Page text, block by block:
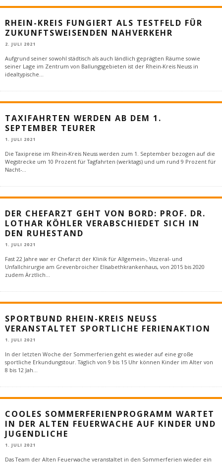
RHEIN-KREIS FUNGIERT ALS TESTFELD FÜR
ZUKUNFTSWEISENDEN NAHVERKEHR
2. JULI 2021
Aufgrund seiner sowohl städtisch als auch ländlich geprägten Räume sowie
seiner Lage im Zentrum von Ballungsgebieten ist der Rhein-Kreis Neuss in
idealtypische
TAXIFAHRTEN WERDEN AB DEM 1.
SEPTEMBER TEURER
1. JULI 2021
Die Taxipreise im Rhein-Kreis Neuss werden zum 1. September bezogen auf die
Wegstrecke um 10 Prozent für Tagfahrten (werktags) und um rund 9 Prozent für
Nacht-
DER CHEFARZT GEHT VON BORD: PROF. DR.
LOTHAR KÖHLER VERABSCHIEDET SICH IN
DEN RUHESTAND
1. JULI 2021
Fast 22 Jahre war er Chefarzt der Klinik für Allgemein-, Viszeral- und
Unfallchirurgie am Grevenbroicher Elisabethkrankenhaus, von 2015 bis 2020
zudem Ärztlich
SPORTBUND RHEIN-KREIS NEUSS
VERANSTALTET SPORTLICHE FERIENAKTION
1. JULI 2021
In der letzten Woche der Sommerferien geht es wieder auf eine große
sportliche Erkundungstour. Täglich von 9 bis 15 Uhr können Kinder im Alter von
8 bis 12 Jah
COOLES SOMMERFERIENPROGRAMM WARTET
IN DER ALTEN FEUERWACHE AUF KINDER UND
JUGENDLICHE
1. JULI 2021
Das Team der Alten Feuerwache veranstaltet in den Sommerferien wieder ein